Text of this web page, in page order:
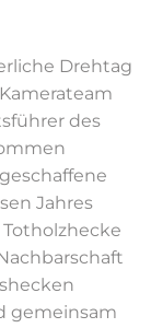
Drehtag
des
Jahres
gemeinsam